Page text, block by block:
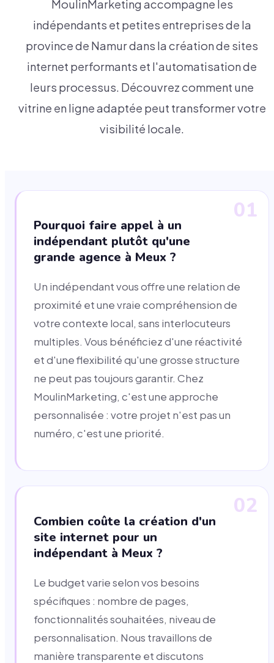
MoulinMarketing accompagne les
indépendants et petites entreprises de la
province de Namur dans la création de sites
internet performants et l'automatisation de
leurs processus. Découvrez comment une
vitrine en ligne adaptée peut transformer votre
visibilité locale.
01
Pourquoi faire appel à un
indépendant plutôt qu'une
grande agence à Meux ?
Un indépendant vous offre une relation de
proximité et une vraie compréhension de
votre contexte local, sans interlocuteurs
multiples. Vous bénéficiez d'une réactivité
et d'une flexibilité qu'une grosse structure
ne peut pas toujours garantir. Chez
MoulinMarketing, c'est une approche
personnalisée : votre projet n'est pas un
numéro, c'est une priorité.
02
Combien coûte la création d'un
site internet pour un
indépendant à Meux ?
Le budget varie selon vos besoins
spécifiques : nombre de pages,
fonctionnalités souhaitées, niveau de
personnalisation. Nous travaillons de
manière transparente et discutons